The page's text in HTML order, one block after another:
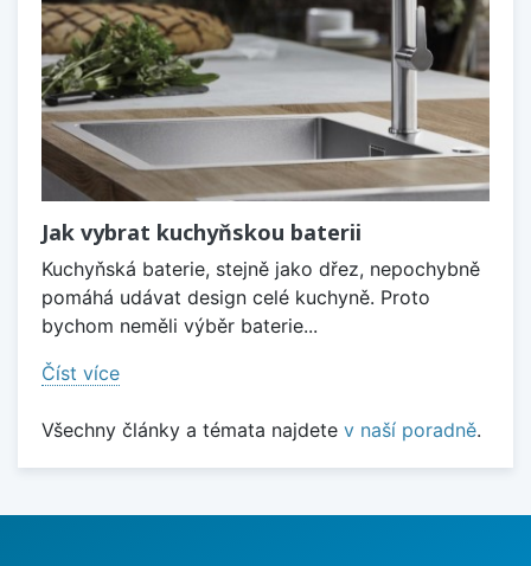
Jak vybrat kuchyňskou baterii
Kuchyňská baterie, stejně jako dřez, nepochybně
pomáhá udávat design celé kuchyně. Proto
bychom neměli výběr baterie...
Číst více
Všechny články a témata najdete v naší poradně.